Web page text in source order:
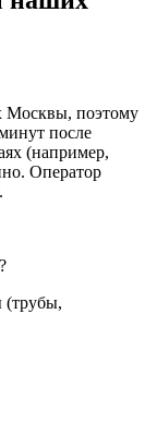
Москвы, поэтому
после
(например,
Оператор
(трубы,